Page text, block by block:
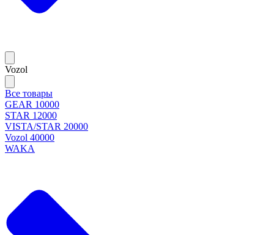
Vozol
Все товары
GEAR 10000
STAR 12000
VISTA/STAR 20000
Vozol 40000
WAKA